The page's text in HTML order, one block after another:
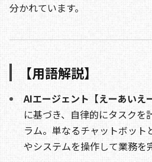
分かれています。
【用語解説】
AIエージェント【えーあいえ
に基づき、自律的にタスクを
ラム。単なるチャットボット
やシステムを操作して業務を